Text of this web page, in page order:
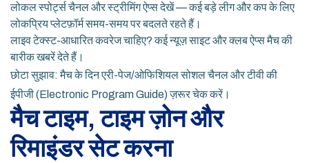
लोकल स्पोर्ट्स चैनल और स्ट्रीमिंग ऐप्स देखें — कई बड़े लीग और कप के लिए
लोकप्रिय प्लेटफ़ॉर्म समय-समय पर बदलते रहते हैं।
लाइव टेक्स्ट-आधारित कवरेज चाहिए? कई न्यूज़ साइट और क्लब ऐप्स मैच की
बारीक खबरें देते हैं।
छोटा सुझाव: मैच के दिन एरी-पेज/ओफिशियल सोशल चैनल और टीवी की
ईपीजी (Electronic Program Guide) ज़रूर चेक करें।
मैच टाइम, टाइम ज़ोन और
रिमाइंडर सेट करना